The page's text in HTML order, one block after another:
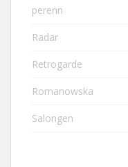
perenn
Radar
Retrogarde
Romanowska
Salongen